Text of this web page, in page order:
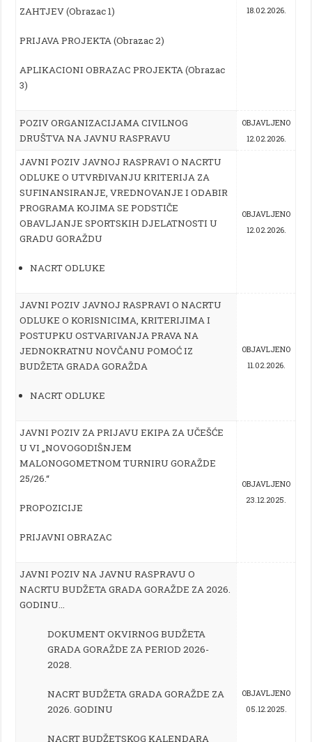
ZAHTJEV (Obrazac 1)
PRIJAVA PROJEKTA (Obrazac 2)
APLIKACIONI OBRAZAC PROJEKTA (Obrazac
3)
18.02.2026.
POZIV ORGANIZACIJAMA CIVILNOG
DRUŠTVANA JAVNU RASPRAVU
OBJAVLJENO
12.02.2026.
JAVNI POZIV JAVNOJ RASPRAVI O NACRTU
ODLUKE O UTVRĐIVANJU KRITERIJA ZA
SUFINANSIRANJE, VREDNOVANJE I ODABIR
PROGRAMA KOJIMA SE PODSTIČE
OBAVLJANJE SPORTSKIH DJELATNOSTI U
GRADU GORAŽDU
NACRT ODLUKE
OBJAVLJENO
12.02.2026.
JAVNI POZIV JAVNOJ RASPRAVI O NACRTU
ODLUKE O KORISNICIMA, KRITERIJIMA I
POSTUPKU OSTVARIVANJA PRAVA NA
JEDNOKRATNU NOVČANU POMOĆ IZ
BUDŽETA GRADA GORAŽDA
NACRT ODLUKE
OBJAVLJENO
11.02.2026.
JAVNI POZIV ZA PRIJAVU EKIPA ZA UČEŠĆE
U VI „NOVOGODIŠNJEM
MALONOGOMETNOM TURNIRU GORAŽDE
25/26.“
PROPOZICIJE
PRIJAVNI OBRAZAC
OBJAVLJENO
23.12.2025.
JAVNI POZIV NA JAVNU RASPRAVUO
NACRTU BUDŽETA GRADA GORAŽDE ZA 2026.
GODINU…
DOKUMENT OKVIRNOG BUDŽETA
GRADA GORAŽDE ZA PERIOD 2026-
2028.
NACRT BUDŽETA GRADA GORAŽDE ZA
2026. GODINU
NACRT BUDŽETSKOG KALENDARA
OBJAVLJENO
05.12.2025.